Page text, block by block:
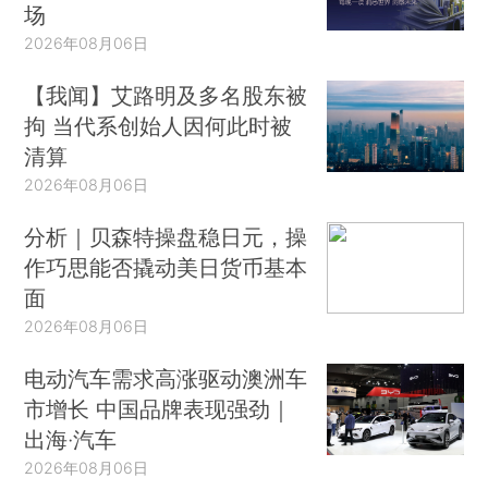
场
2026年08月06日
【我闻】艾路明及多名股东被
拘 当代系创始人因何此时被
清算
2026年08月06日
分析｜贝森特操盘稳日元，操
作巧思能否撬动美日货币基本
面
2026年08月06日
电动汽车需求高涨驱动澳洲车
市增长 中国品牌表现强劲｜
出海·汽车
2026年08月06日